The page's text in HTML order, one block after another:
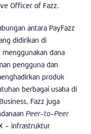
Officer of Fazz.
antara PayFazz
didirikan di
menggunakan dana
pengguna dan
produk
berbagai usaha di
Fazz juga
Peer-to-Peer
– infrastruktur